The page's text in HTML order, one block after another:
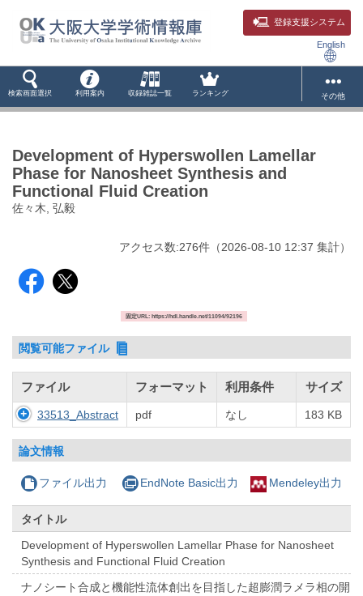
登録支援システム
English
検索画面選択 利用案内 収録雑誌一覧 ランキング その他
Development of Hyperswollen Lamellar
Phase for Nanosheet Synthesis and
Functional Fluid Creation
佐々木, 弘毅
アクセス数:276件 （2026-08-10 12:37 集計）
固定URL: https://hdl.handle.net/11094/92196
閲覧可能ファイル
ファイル フォーマット 利用条件 サイズ
33513_Abstract pdf なし 183 KB
論文情報
ファイル出力 EndNote Basic出力 Mendeley出力
タイトル
Development of Hyperswollen Lamellar Phase for Nanosheet
Synthesis and Functional Fluid Creation
ナノシート合成と機能性流体創出を目指した超膨潤ラメラ相の開